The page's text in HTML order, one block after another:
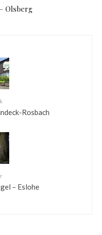
Olsberg
Rosbach
– Eslohe